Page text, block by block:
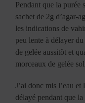
Pendant que la purée
sachet de 2g d’agar-
les indications de
peu lente à délayer
de gelée aussitôt et
morceaux de gelée
J’ai donc mis l’eau et
délayé pendant que